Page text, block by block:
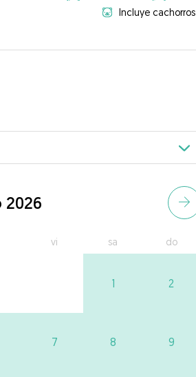
Incluye cachorros
vi sa do
1 2
7 8 9